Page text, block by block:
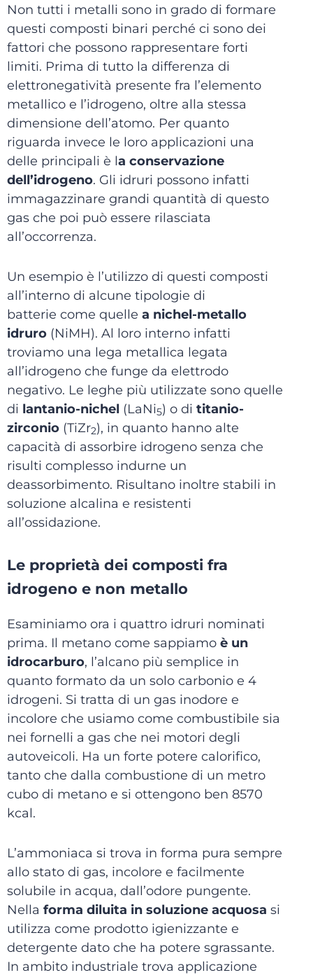
Non tutti i metalli sono in grado di formare
questi composti binari perché ci sono dei
fattori che possono rappresentare forti
limiti. Prima di tutto la differenza di
elettronegatività presente fra l’elemento
metallico e l’idrogeno, oltre alla stessa
dimensione dell’atomo. Per quanto
riguarda invece le loro applicazioni una
delle principali è la conservazione
dell’idrogeno. Gli idruri possono infatti
immagazzinare grandi quantità di questo
gas che poi può essere rilasciata
all’occorrenza.
Un esempio è l’utilizzo di questi composti
all’interno di alcune tipologie di
batterie come quelle a nichel-metallo
idruro (NiMH). Al loro interno infatti
troviamo una lega metallica legata
all’idrogeno che funge da elettrodo
negativo. Le leghe più utilizzate sono quelle
di lantanio-nichel (LaNi5) o di titanio-
zirconio (TiZr2), in quanto hanno alte
capacità di assorbire idrogeno senza che
risulti complesso indurne un
deassorbimento. Risultano inoltre stabili in
soluzione alcalina e resistenti
all’ossidazione.
Le proprietà dei composti fra
idrogeno e non metallo
Esaminiamo ora i quattro idruri nominati
prima. Il metano come sappiamo è un
idrocarburo, l’alcano più semplice in
quanto formato da un solo carbonio e 4
idrogeni. Si tratta di un gas inodore e
incolore che usiamo come combustibile sia
nei fornelli a gas che nei motori degli
autoveicoli. Ha un forte potere calorifico,
tanto che dalla combustione di un metro
cubo di metano e si ottengono ben 8570
kcal.
L’ammoniaca si trova in forma pura sempre
allo stato di gas, incolore e facilmente
solubile in acqua, dall’odore pungente.
Nella forma diluita in soluzione acquosa si
utilizza come prodotto igienizzante e
detergente dato che ha potere sgrassante.
In ambito industriale trova applicazione